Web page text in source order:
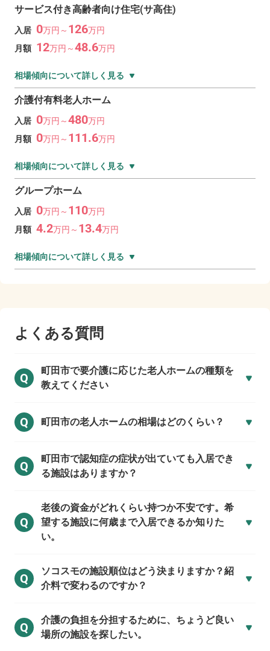
サービス付き高齢者向け住宅(サ高住)
入居 0万円～ 126万円
月額 12万円～48.6万円
相場傾向について詳しく見る
介護付有料老人ホーム
入居 0万円～480万円
月額 0万円～ 111.6万円
相場傾向について詳しく見る
グループホーム
入居 0万円～ 110万円
月額 4.2万円～ 13.4万円
相場傾向について詳しく見る
よくある質問
Q
町田市で要介護に応じた老人ホームの種類を
教えてください
Q 町田市の老人ホームの相場はどのくらい？
Q
町田市で認知症の症状が出ていても入居でき
る施設はありますか？
Q
老後の資金がどれくらい持つか不安です。希
望する施設に何歳まで入居できるか知りた
い。
Q
ソコスモの施設順位はどう決まりますか？紹
介料で変わるのですか？
Q
介護の負担を分担するために、ちょうど良い
場所の施設を探したい。